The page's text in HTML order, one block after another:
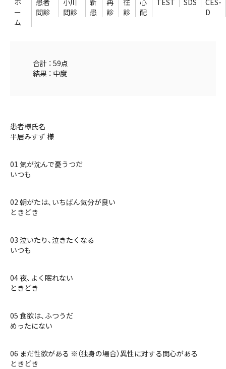
ー
ム
問診
問診
患
診
診
配
D
合計 ： 59点
結果 ： 中度
患者様氏名
平居みすず 様
01 気が沈んで憂うつだ
いつも
02 朝がたは、いちばん気分が良い
ときどき
03 泣いたり、泣きたくなる
いつも
04 夜、よく眠れない
ときどき
05 食欲は、ふつうだ
めったにない
06 まだ性欲がある ※（独身の場合）異性に対する関心がある
ときどき